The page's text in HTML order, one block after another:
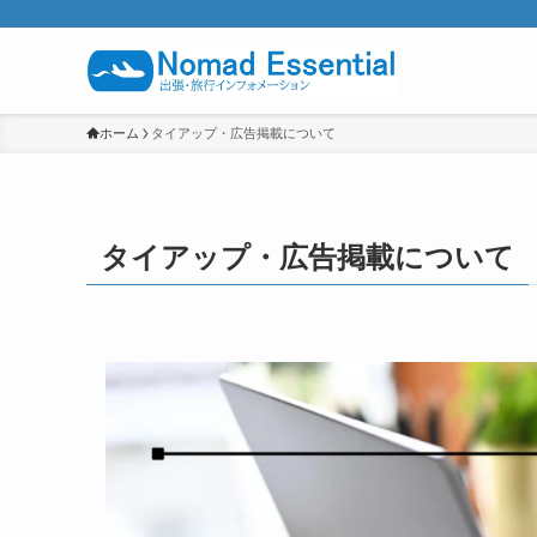
ホーム タイアップ・広告掲載について
タイアップ・広告掲載について